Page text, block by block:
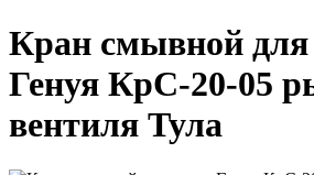
Кран смывной
Генуя КрС-20-05
вентиля Тула